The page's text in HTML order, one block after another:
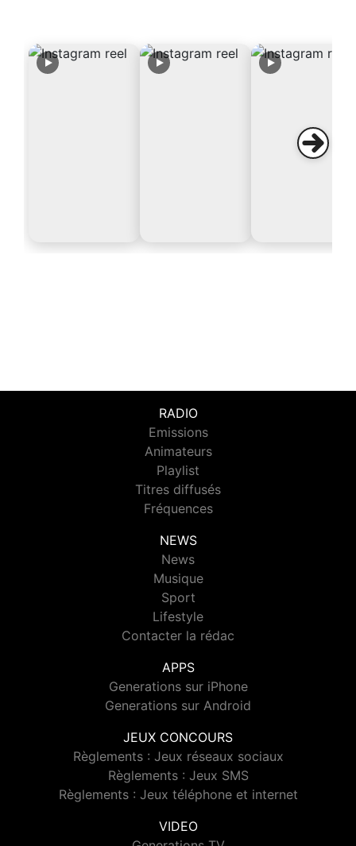
RADIO
Emissions
Animateurs
Playlist
Titres diffusés
Fréquences
NEWS
News
Musique
Sport
Lifestyle
Contacter la rédac
APPS
Generations sur iPhone
Generations sur Android
JEUX CONCOURS
Règlements : Jeux réseaux sociaux
Règlements : Jeux SMS
Règlements : Jeux téléphone et internet
VIDEO